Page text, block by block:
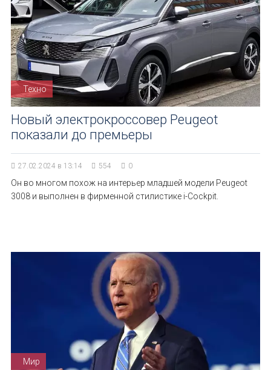
Техно
Новый электрокроссовер Peugeot
показали до премьеры
27.02.2024 в 13:14 554 0
Он во многом похож на интерьер младшей модели Peugeot
3008 и выполнен в фирменной стилистике i-Cockpit.
Мир